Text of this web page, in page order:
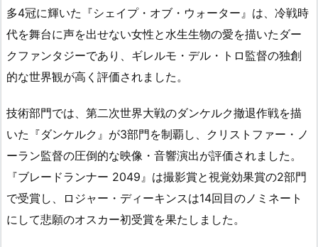
多4冠に輝いた『シェイプ・オブ・ウォーター』は、冷戦時
代を舞台に声を出せない女性と水生生物の愛を描いたダー
クファンタジーであり、ギレルモ・デル・トロ監督の独創
的な世界観が高く評価されました。
技術部門では、第二次世界大戦のダンケルク撤退作戦を描
いた『ダンケルク』が3部門を制覇し、クリストファー・ノ
ーラン監督の圧倒的な映像・音響演出が評価されました。
『ブレードランナー 2049』は撮影賞と視覚効果賞の2部門
で受賞し、ロジャー・ディーキンスは14回目のノミネート
にして悲願のオスカー初受賞を果たしました。